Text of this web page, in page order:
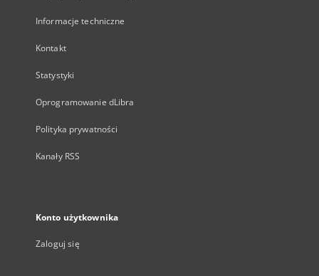
Informacje techniczne
Kontakt
Statystyki
Oprogramowanie dLibra
Polityka prywatności
Kanały RSS
Konto użytkownika
Zaloguj się